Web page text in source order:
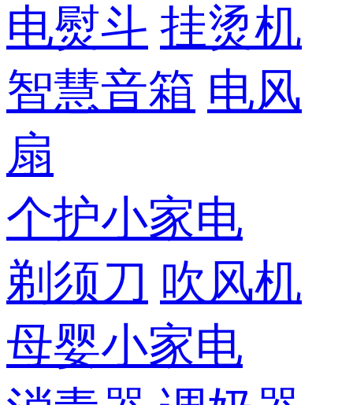
电熨斗 挂烫机
智慧音箱 电风
扇
个护小家电
剃须刀 吹风机
母婴小家电